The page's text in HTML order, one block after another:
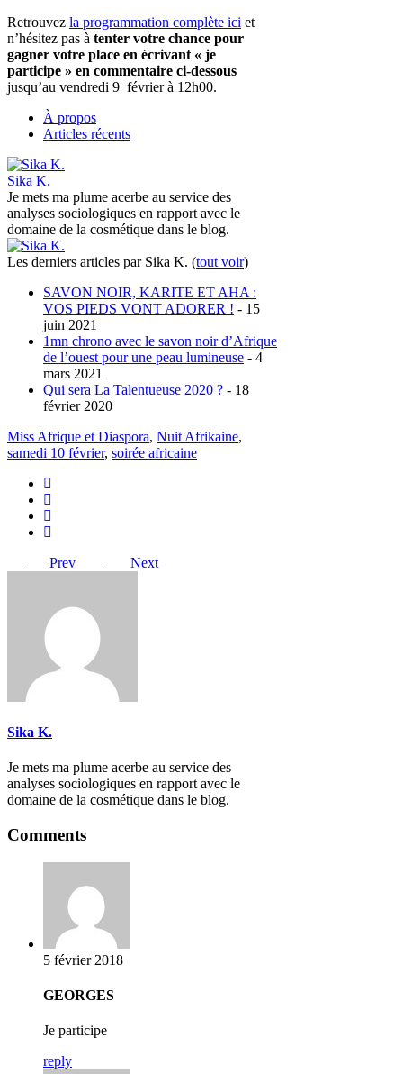
Retrouvez la programmation complète ici et
n’hésitez pas à tenter votre chance pour
gagner votre place en écrivant « je
participe » en commentaire ci-dessous
jusqu’au vendredi 9 février à 12h00.
À propos
Articles récents
Sika K.
Je mets ma plume acerbe au service des
analyses sociologiques en rapport avec le
domaine de la cosmétique dans le blog.
Les derniers articles par Sika K. (tout voir)
SAVON NOIR, KARITE ET AHA :
VOS PIEDS VONT ADORER ! - 15
juin 2021
1mn chrono avec le savon noir d’Afrique
de l’ouest pour une peau lumineuse - 4
mars 2021
Qui sera La Talentueuse 2020 ? - 18
février 2020
Miss Afrique et Diaspora, Nuit Afrikaine,
samedi 10 février, soirée africaine
Prev Next
Sika K.
Je mets ma plume acerbe au service des
analyses sociologiques en rapport avec le
domaine de la cosmétique dans le blog.
Comments
5 février 2018
GEORGES
Je participe
reply